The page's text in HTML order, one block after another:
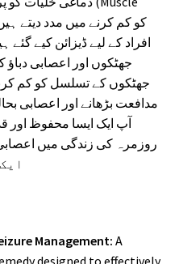
افراد کے لیے ڈیزائن کیے
جھٹکوں کے تسلسل کو کم
مدافعت بڑھانے اور اعصابی
آپ ایک ایسا محفوظ اور
Management: A